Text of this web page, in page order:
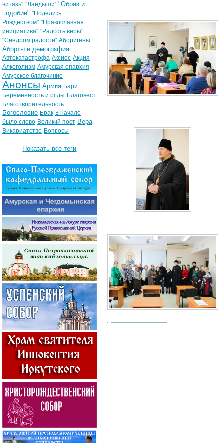
витязь" "Ландыши" "Образ и
подобие" "Поделись
Рождеством" "Православная
инициатива" "Радость веры"
"Синдром радости" Аборигены
Аборты и демография
Автокатастрофа Аксиос Акция
Алкоголизм Амурская епархия
Амурское благочиние
Анонсы Армия Бари
Беременность и роды Благовест
Благотворительность
Богословие Брак В начале
было слово Великий пост Вера
Викариатство Вопросы
Показать все теги